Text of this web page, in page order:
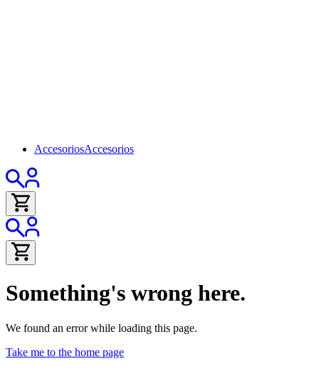
AccesoriosAccesorios
Something's wrong here.
We found an error while loading this page.
Take me to the home page